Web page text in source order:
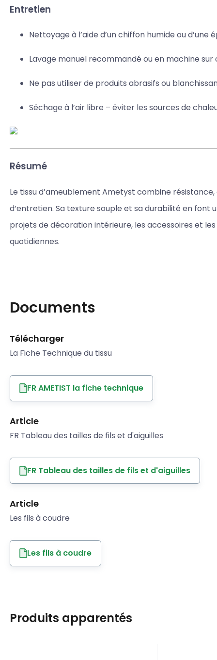
Entretien
Nettoyage à l’aide d’un chiffon humide ou d’une
Lavage manuel recommandé ou en machine sur
Ne pas utiliser de produits abrasifs ou
Séchage à l’air libre – éviter les sources de
Résumé
Le tissu d’ameublement Ametyst combine
d’entretien. Sa texture souple et sa durabilité en font
projets de décoration intérieure, les accessoires et
quotidiennes.
Documents
Télécharger
La Fiche Technique du tissu
FR AMETIST la fiche technique
Article
FR Tableau des tailles de fils et d'aiguilles
FR Tableau des tailles de fils et d'aiguilles
Article
Les fils à coudre
Les fils à coudre
Produits apparentés